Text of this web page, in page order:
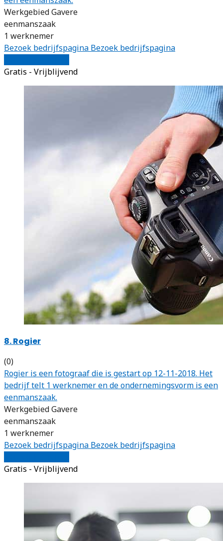
Werkgebied Gavere
eenmanszaak
1 werknemer
Bezoek bedrijfspagina Bezoek bedrijfspagina
Gratis - Vrijblijvend
8. Rogier
(0)
Rogier is een fotograaf die is gestart op 12-11-2018. Het
bedrijf telt 1 werknemer en de ondernemingsvorm is een
eenmanszaak.
Werkgebied Gavere
eenmanszaak
1 werknemer
Bezoek bedrijfspagina Bezoek bedrijfspagina
Gratis - Vrijblijvend